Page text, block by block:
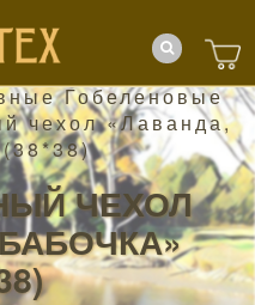
Гобеленовые
чехол «Лаванда,
ЧЕХОЛ